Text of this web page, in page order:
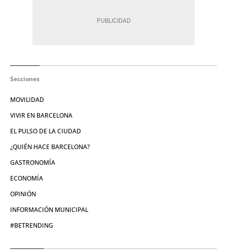
Secciones
MOVILIDAD
VIVIR EN BARCELONA
EL PULSO DE LA CIUDAD
¿QUIÉN HACE BARCELONA?
GASTRONOMÍA
ECONOMÍA
OPINIÓN
INFORMACIÓN MUNICIPAL
#BETRENDING